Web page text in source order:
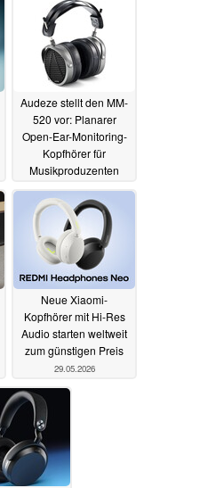
Audeze stellt den MM-
520 vor: Planarer
Open-Ear-Monitoring-
Kopfhörer für
Musikproduzenten
04.06.2026
Neue Xiaomi-
Kopfhörer mit Hi-Res
Audio starten weltweit
zum günstigen Preis
29.05.2026